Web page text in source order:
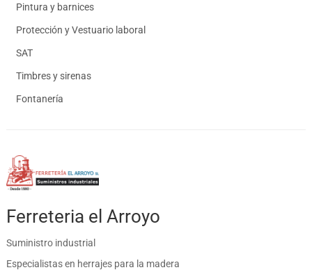
Pintura y barnices
Protección y Vestuario laboral
SAT
Timbres y sirenas
Fontanería
Ferreteria el Arroyo
Suministro industrial
Especialistas en herrajes para la madera